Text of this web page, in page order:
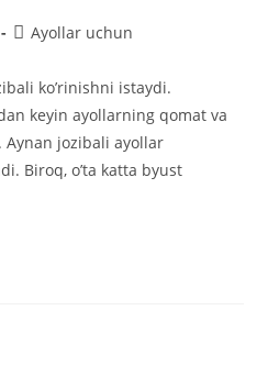
Рубрика
Ayollar uchun
ko’rinishni istaydi.
keyin ayollarning qomat va
Aynan jozibali ayollar
Biroq, o’ta katta byust